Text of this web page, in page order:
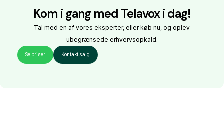
Kom i gang med Telavox i dag!
Tal med en af vores eksperter, eller køb nu, og oplev
ubegrænsede erhvervsopkald.
Se priser Kontakt salg